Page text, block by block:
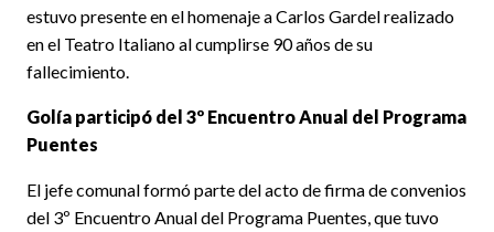
estuvo presente en el homenaje a Carlos Gardel realizado
en el Teatro Italiano al cumplirse 90 años de su
fallecimiento.
Golía participó del 3º Encuentro Anual del Programa
Puentes
El jefe comunal formó parte del acto de firma de convenios
del 3º Encuentro Anual del Programa Puentes, que tuvo